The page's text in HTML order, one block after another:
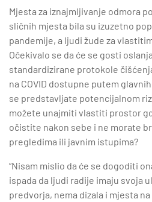
Mjesta za iznajmljivanje odmora
sličnih mjesta bila su izuzetno
pandemije, a ljudi žude za
Očekivalo se da će se gosti
standardizirane protokole
na COVID dostupne putem
se predstavljate potencijalnom
možete unajmiti vlastiti prostor
očistite nakon sebe i ne morate
pregledima ili javnim istupima?
“Nisam mislio da će se dogoditi
ispada da ljudi radije imaju svoja
predvorja, nema dizala i mjesta